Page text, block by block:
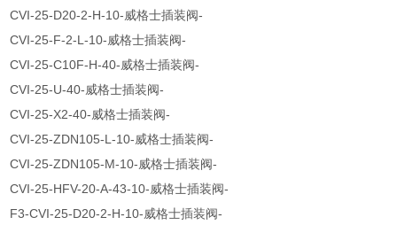
CVI-25-D20-2-H-10-威格士插装阀-
CVI-25-F-2-L-10-威格士插装阀-
CVI-25-C10F-H-40-威格士插装阀-
CVI-25-U-40-威格士插装阀-
CVI-25-X2-40-威格士插装阀-
CVI-25-ZDN105-L-10-威格士插装阀-
CVI-25-ZDN105-M-10-威格士插装阀-
CVI-25-HFV-20-A-43-10-威格士插装阀-
F3-CVI-25-D20-2-H-10-威格士插装阀-